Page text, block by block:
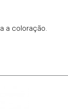
a coloração.